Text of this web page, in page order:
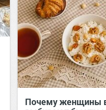
Почему женщины